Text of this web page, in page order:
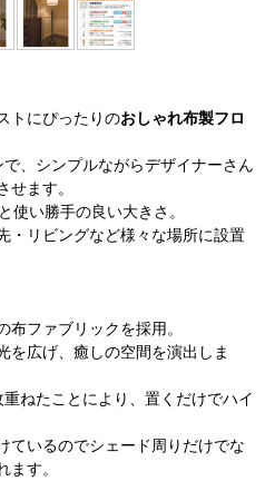
トにぴったりのおしゃれ布製フロ
、シンプルながらデザイナーさん
せます。
使い勝手の良い大きさ。
・リビングなど様々な場所に設置
ファブリックを採用。
を広げ、癒しの空間を演出しま
ねたことにより、置くだけでハイ
ているのでシェード周りだけでな
ます。